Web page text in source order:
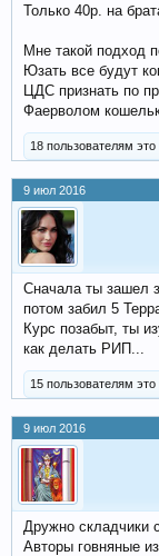
Только 40р. на
Мне такой подход
Юзать все будут
ЦДС признать по
Фаерволом
18 пользователям это
9 июл 2016
Сначала ты зашел
потом забил 5
Курс позабыт, ты
как делать РИП...
15 пользователям это
9 июл 2016
Дружно складчики
Авторы говняные